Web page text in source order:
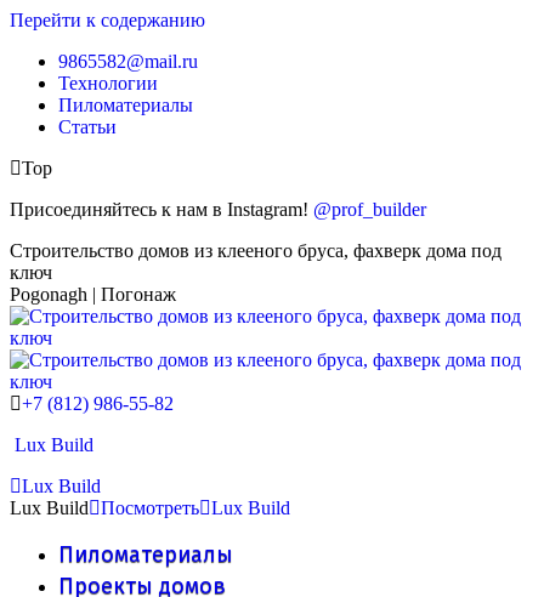
Перейти к содержанию
9865582@mail.ru
Технологии
Пиломатериалы
Статьи
Top
Присоединяйтесь к нам в Instagram! @prof_builder
Строительство домов из клееного бруса, фахверк дома под
ключ
Pogonagh | Погонаж
+7 (812) 986-55-82
Lux Build
Lux Build
Lux Build
Посмотреть Lux Build
Пиломатериалы
Проекты домов